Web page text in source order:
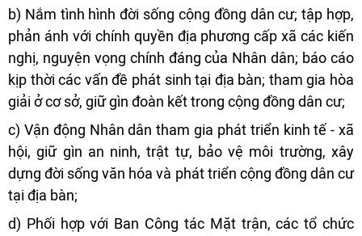
b) Nắm tình hình đời sống cộng đồng dân cư; tập hợp,
phản ánh với chính quyền địa phương cấp xã các kiến
nghị, nguyện vọng chính đáng của Nhân dân; báo cáo
kịp thời các vấn đề phát sinh tại địa bàn; tham gia hòa
giải ở cơ sở, giữ gìn đoàn kết trong cộng đồng dân cư;
c) Vận động Nhân dân tham gia phát triển kinh tế - xã
hội, giữ gìn an ninh, trật tự, bảo vệ môi trường, xây
dựng đời sống văn hóa và phát triển cộng đồng dân cư
tại địa bàn;
d) Phối hợp với Ban Công tác Mặt trận, các tổ chức